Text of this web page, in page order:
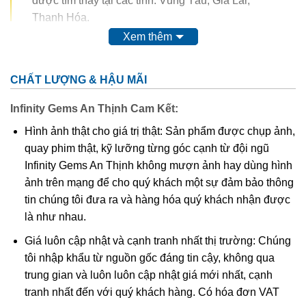
Thanh Hóa.
Trong thế kỷ 20, màu của ametit được coi là do sự có mặt
hoàn toàn thậm chí mất màu khi nung. Vì vậy, người ta
được cho là có mặt trong ametit và
được tìm thấy trong khoáng vật này.
Các công trình gần đây cho thấy màu của ametit là do có
lẫn tạp chấtsắtIII . Các nghiên cứu sâu hơn cho thấy sự
tương tác phức tạp củasắtvànhômsẽ tạo nên màu .
Khi nung nóng ametit thường chuyển thành màuvàng, và
hầu hếtcitrine,cairngormcủa ngành kim hoàn đá quý
được coi đơn giản chỉ là “ametit được gia nhiệt”. Thạch
anh ametit có xu hướng bị mất màu khi bị lộ ra mặt đất.
Xem thêm
CHẤT LƯỢNG & HẬU MÃI
Infinity Gems An Thịnh Cam Kết:
Hình ảnh thật cho giá trị thật: Sản phẩm được chụp ảnh,
quay phim thật, kỹ lưỡng từng góc cạnh từ đội ngũ
Infinity Gems An Thịnh không mượn ảnh hay dùng hình
ảnh trên mạng để cho quý khách một sự đảm bảo thông
tin chúng tôi đưa ra và hàng hóa quý khách nhận được
là như nhau.
Giá luôn cập nhật và cạnh tranh nhất thị trường: Chúng
tôi nhập khẩu từ nguồn gốc đáng tin cậy, không qua
trung gian và luôn luôn cập nhật giá mới nhất, cạnh
tranh nhất đến với quý khách hàng. Có hóa đơn VAT